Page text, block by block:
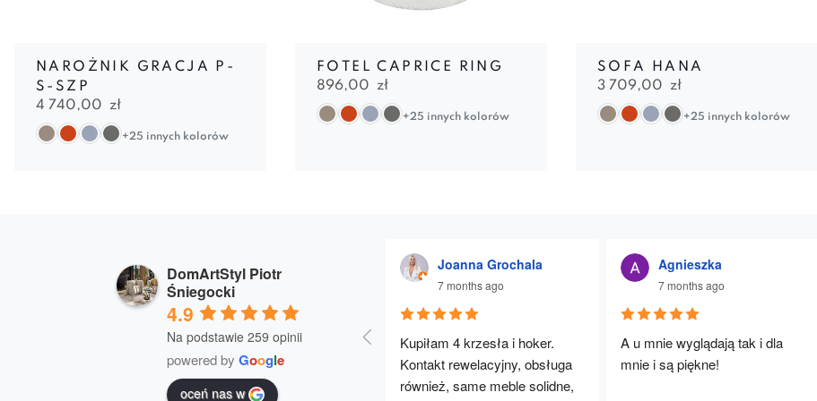
NAROŻNIK GRACJA P-
S-SZP
4 740,00 zł
+25 innych kolorów
FOTEL CAPRICE RING
896,00 zł
+25 innych kolorów
SOFA HANA
3 709,00 zł
+25 innych kolorów
DomArtStyl Piotr
Śniegocki
4.9
Na podstawie 259 opinii
powered by Google
oceń nas w
Joanna Grochala
7 months ago
Kupiłam 4 krzesła i hoker.
Kontakt rewelacyjny, obsługa
również, same meble solidne,
Agnieszka
7 months ago
A u mnie wyglądają tak i dla
mnie i są piękne!